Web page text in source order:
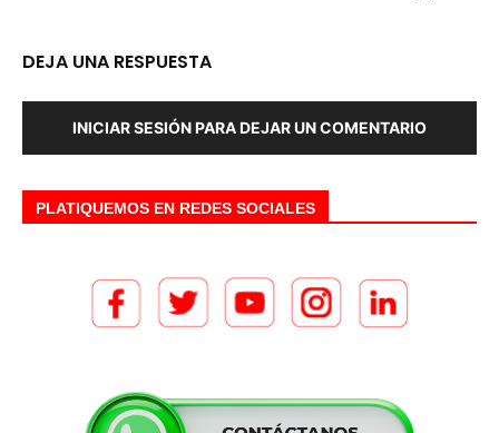
DEJA UNA RESPUESTA
INICIAR SESIÓN PARA DEJAR UN COMENTARIO
PLATIQUEMOS EN REDES SOCIALES